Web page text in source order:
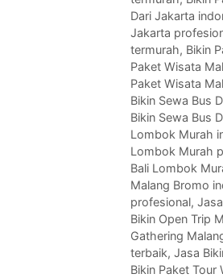
Dari Jakarta
Jakarta
termurah, Bikin
Paket Wisata
Paket Wisata
Bikin Sewa Bus
Bikin Sewa Bus
Lombok Murah
Lombok Murah
Bali Lombok
Malang Bromo
profesional,
Bikin Open Trip
Gathering
terbaik, Jasa
Bikin Paket Tour